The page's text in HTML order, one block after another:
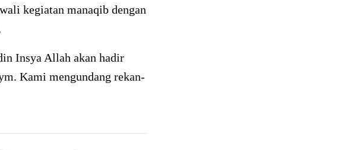
kegiatan manaqib dengan
Insya Allah akan hadir
Kami mengundang rekan-